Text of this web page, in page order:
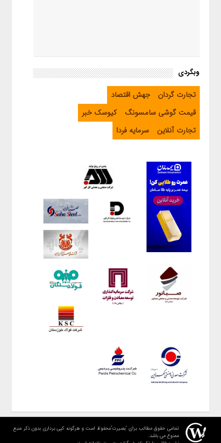
وبگردی
تجارت گردان
جهش اقتصاد
قیمت گوشی سامسونگ
کیوسک خبر
تجارت آنلاین
سرمایه فردا
تمامی حقوق مطالب برای "بصیرت"محفوظ است و هرگونه کپی برداری بدون ذکر منبع
ممنوع می باشد.